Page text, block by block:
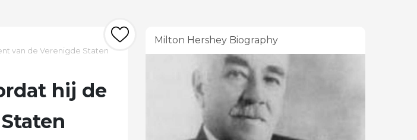
van de Verenigde Staten
hij de
Milton Hershey Biography